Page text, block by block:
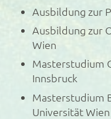
Ausbildung zur
Ausbildung zur
Wien
Masterstudium
Innsbruck
Masterstudium
Universität Wien